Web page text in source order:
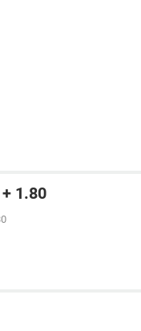
1.80